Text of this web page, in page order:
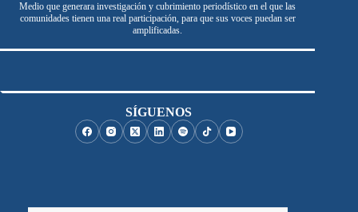
Medio que generara investigación y cubrimiento periodístico en el que las
comunidades tienen una real participación, para que sus voces puedan ser
amplificadas.
SÍGUENOS